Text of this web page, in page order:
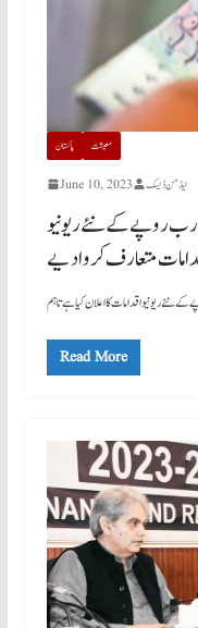
پاکستان معیشت
June 10, 2023 ایڈمن ڈیسک
24-2023: حکومت نے 223 ارب روپے کے نئے ریونیو
متعارف کروادیے
Read More